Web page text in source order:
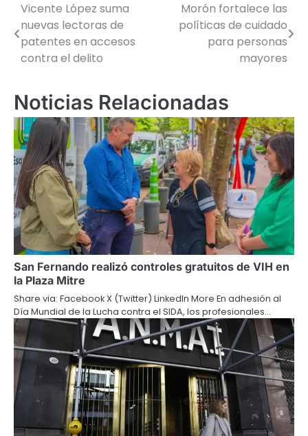
Navegación
de
entradas
Vicente López suma
nuevas lectoras de
patentes en accesos
contra el delito
Morón fortalece las
políticas de cuidado
para personas
mayores
Noticias Relacionadas
San Fernando realizó controles gratuitos de VIH en
la Plaza Mitre
Share via: Facebook X (Twitter) LinkedIn More En adhesión al
Día Mundial de la Lucha contra el SIDA, los profesionales…